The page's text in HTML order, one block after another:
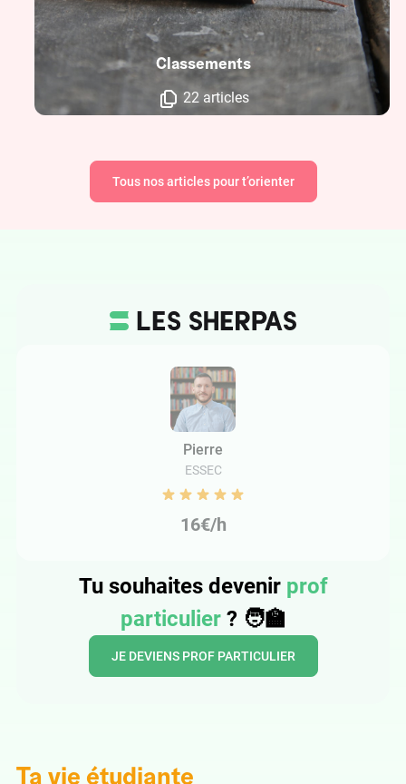
Classements
22 articles
Tous nos articles pour t’orienter
Pierre
ESSEC
16€/h
Tu souhaites devenir prof
particulier? 🧑‍🏫
JE DEVIENS PROF PARTICULIER
Ta vie étudiante